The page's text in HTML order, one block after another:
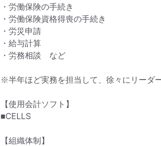
・労働保険の手続き
・労働保険資格得喪の手続き
・労災申請
・給与計算
・労務相談　など
※半年ほど実務を担当して、徐々にリーダ
【使用会計ソフト】
■CELLS
【組織体制】